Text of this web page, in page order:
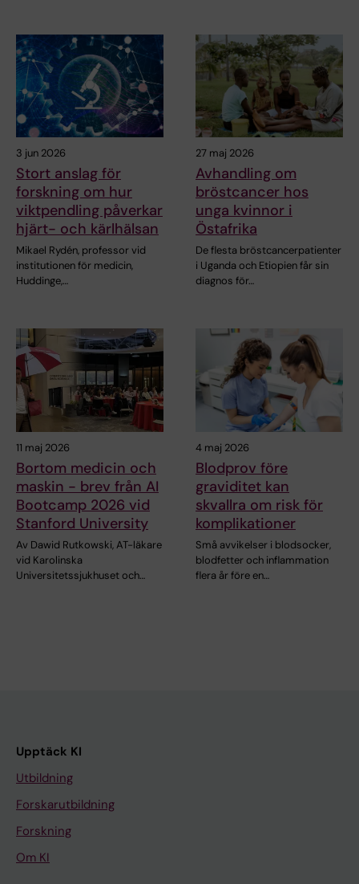
3 jun 2026
Stort anslag för
forskning om hur
viktpendling påverkar
hjärt- och kärlhälsan
Mikael Rydén, professor vid
institutionen för medicin,
Huddinge,…
27 maj 2026
Avhandling om
bröstcancer hos
unga kvinnor i
Östafrika
De flesta bröstcancerpatienter
i Uganda och Etiopien får sin
diagnos för…
11 maj 2026
Bortom medicin och
maskin - brev från AI
Bootcamp 2026 vid
Stanford University
Av Dawid Rutkowski, AT-läkare
vid Karolinska
Universitetssjukhuset och…
4 maj 2026
Blodprov före
graviditet kan
skvallra om risk för
komplikationer
Små avvikelser i blodsocker,
blodfetter och inflammation
flera år före en…
Upptäck KI
Utbildning
Forskarutbildning
Forskning
Om KI